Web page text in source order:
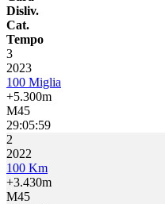
Disliv.
Cat.
Tempo
3
2023
100 Miglia
+5.300m
M45
29:05:59
2
2022
100 Km
+3.430m
M45